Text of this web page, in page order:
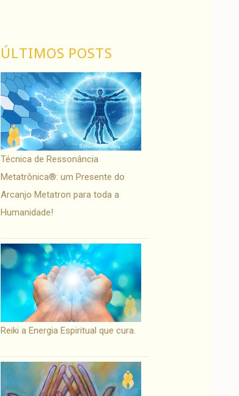
ÚLTIMOS POSTS
Técnica de Ressonância
Metatrônica®: um Presente do
Arcanjo Metatron para toda a
Humanidade!
Reiki a Energia Espiritual que cura.